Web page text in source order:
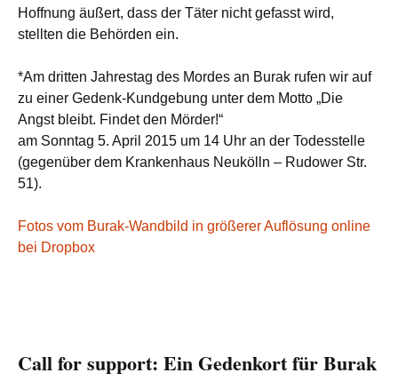
Hoffnung äußert, dass der Täter nicht gefasst wird,
stellten die Behörden ein.
*Am dritten Jahrestag des Mordes an Burak rufen wir auf
zu einer Gedenk-Kundgebung unter dem Motto „Die
Angst bleibt. Findet den Mörder!“
am Sonntag 5. April 2015 um 14 Uhr an der Todesstelle
(gegenüber dem Krankenhaus Neukölln – Rudower Str.
51).
Fotos vom Burak-Wandbild in größerer Auflösung online
bei Dropbox
Call for support: Ein Gedenkort für Burak